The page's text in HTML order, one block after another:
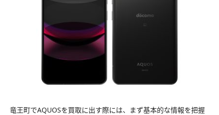
竜王町でAQUOSを買取に出す際には、まず基本的な情報を把握